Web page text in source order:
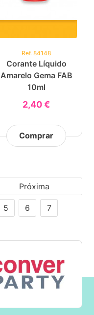
Ref. 84148
Corante Líquido
Amarelo Gema FAB
10ml
2,40 €
Comprar
Próxima
5 6 7